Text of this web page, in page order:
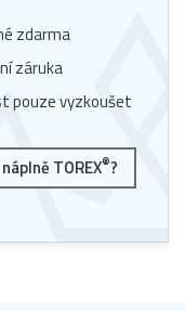
zdarma
záruka
pouze vyzkoušet
TOREX®?